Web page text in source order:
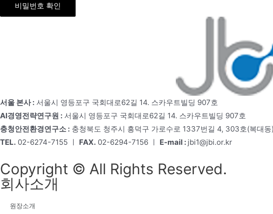
비밀번호 확인
서울 본사 : 서울시 영등포구 국회대로62길 14. 스카우트빌딩 907호
AI경영전략연구원 : 서울시 영등포구 국회대로62길 14. 스카우트빌딩 907호
충청안전환경연구소 : 충청북도 청주시 흥덕구 가로수로 1337번길 4, 303호(복대동)
TEL. 02-6274-7155 ㅣ FAX. 02-6294-7156 ㅣ E-mail : jbi1@jbi.or.kr
Copyright © All Rights Reserved.
회사소개
원장소개